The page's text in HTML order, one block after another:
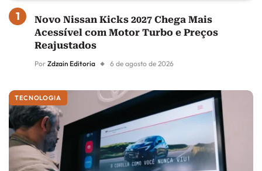
Novo Nissan Kicks 2027 Chega Mais
Acessível com Motor Turbo e Preços
Reajustados
Por Zdzain Editoria 6 de agosto de 2026
TECNOLOGIA